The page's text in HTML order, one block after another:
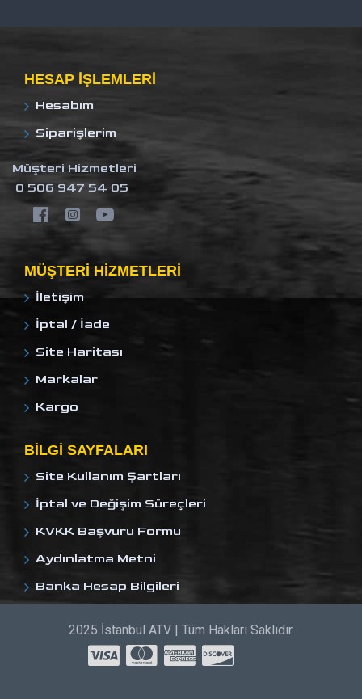
HESAP IŞLEMLERI
Hesabım
Siparişlerim
Müşteri Hizmetleri
0 506 947 54 05
MÜŞTERI HIZMETLERI
İletişim
İptal / İade
Site Haritası
Markalar
Kargo
BILGI SAYFALARI
Site Kullanım Şartları
İptal ve Değişim Süreçleri
KVKK Başvuru Formu
Aydınlatma Metni
Banka Hesap Bilgileri
2025 İstanbul ATV | Tüm Hakları Saklıdır.